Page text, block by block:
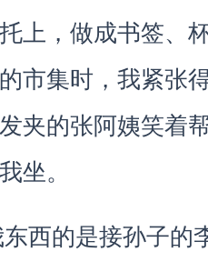
上，做成书签、
市集时，我紧张
夹的张阿姨笑着
坐。
西的是接孙子的